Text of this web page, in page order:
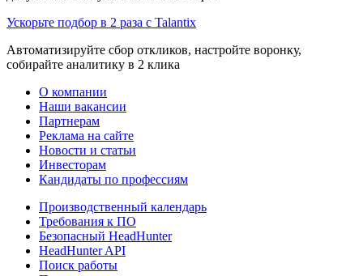
Ускорьте подбор в 2 раза с Talantix
Автоматизируйте сбор откликов, настройте воронку,
собирайте аналитику в 2 клика
О компании
Наши вакансии
Партнерам
Реклама на сайте
Новости и статьи
Инвесторам
Кандидаты по профессиям
Производственный календарь
Требования к ПО
Безопасный HeadHunter
HeadHunter API
Поиск работы